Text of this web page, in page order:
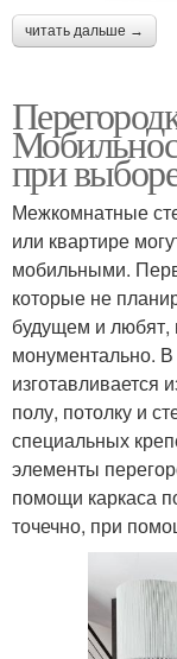
читать дальше →
при
Межкомнатные
или квартире
мобильными.
которые не
будущем и любят,
монументально. В
изготавливается
полу, потолку и
специальных
элементы
помощи каркаса
точечно, при